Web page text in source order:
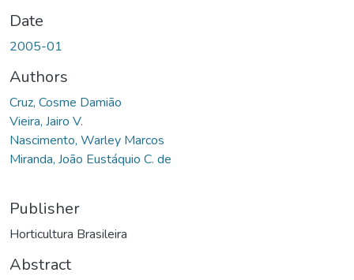
Date
2005-01
Authors
Cruz, Cosme Damião
Vieira, Jairo V.
Nascimento, Warley Marcos
Miranda, João Eustáquio C. de
Publisher
Horticultura Brasileira
Abstract